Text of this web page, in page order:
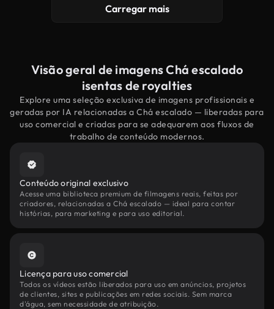
Carregar mais
Visão geral de imagens Chá escalado
isentas de royalties
Explore uma seleção exclusiva de imagens profissionais e
geradas por IA relacionadas a Chá escalado — liberadas para
uso comercial e criadas para se adequarem aos fluxos de
trabalho de conteúdo modernos.
Conteúdo original exclusivo
Acesse uma biblioteca premium de filmagens reais, feitas por
criadores, relacionadas a Chá escalado — ideal para contar
histórias, para marketing e para uso editorial.
Licença para uso comercial
Todos os vídeos estão liberados para uso em anúncios, projetos
de clientes, sites e publicações em redes sociais. Sem marca
d'água, sem necessidade de atribuição.